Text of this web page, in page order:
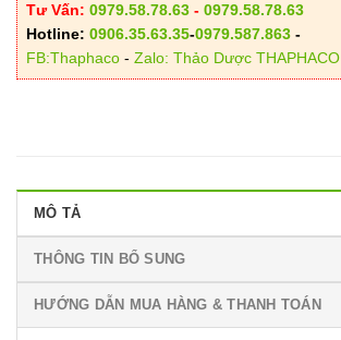
Tư Vấn: 0979.58.78.63 - 0979.58.78.63
Hotline: 0906.35.63.35-0979.587.863 -
FB:Thaphaco - Zalo: Thảo Dược THAPHACO
MÔ TẢ
THÔNG TIN BỔ SUNG
HƯỚNG DẪN MUA HÀNG & THANH TOÁN